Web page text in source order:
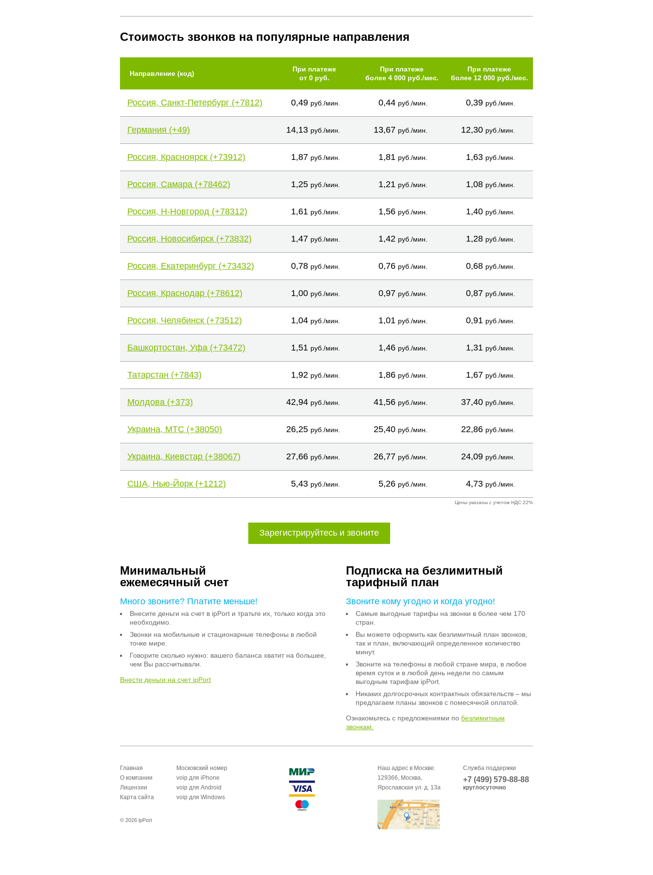
Стоимость звонков на популярные направления
Направление (код)
При платеже
от 0 руб.
При платеже
более 4 000 руб./мес.
При платеже
более 12 000 руб./мес.
Россия, Санкт-Петербург (+7812) 0,49 руб./мин. 0,44 руб./мин. 0,39 руб./мин.
Германия (+49) 14,13 руб./мин. 13,67 руб./мин. 12,30 руб./мин.
Россия, Красноярск (+73912) 1,87 руб./мин. 1,81 руб./мин. 1,63 руб./мин.
Россия, Самара (+78462) 1,25 руб./мин. 1,21 руб./мин. 1,08 руб./мин.
Россия, Н-Новгород (+78312) 1,61 руб./мин. 1,56 руб./мин. 1,40 руб./мин.
Россия, Новосибирск (+73832) 1,47 руб./мин. 1,42 руб./мин. 1,28 руб./мин.
Россия, Екатеринбург (+73432) 0,78 руб./мин. 0,76 руб./мин. 0,68 руб./мин.
Россия, Краснодар (+78612) 1,00 руб./мин. 0,97 руб./мин. 0,87 руб./мин.
Россия, Челябинск (+73512) 1,04 руб./мин. 1,01 руб./мин. 0,91 руб./мин.
Башкортостан, Уфа (+73472) 1,51 руб./мин. 1,46 руб./мин. 1,31 руб./мин.
Татарстан (+7843) 1,92 руб./мин. 1,86 руб./мин. 1,67 руб./мин.
Молдова (+373) 42,94 руб./мин. 41,56 руб./мин. 37,40 руб./мин.
Украина, МТС (+38050) 26,25 руб./мин. 25,40 руб./мин. 22,86 руб./мин.
Украина, Киевстар (+38067) 27,66 руб./мин. 26,77 руб./мин. 24,09 руб./мин.
США, Нью-Йорк (+1212) 5,43 руб./мин. 5,26 руб./мин. 4,73 руб./мин.
Цены указаны с учетом НДС 22%
Зарегистрируйтесь и звоните
Минимальный
ежемесячный счет
Много звоните? Платите меньше!
Внесите деньги на счет в ipPort и тратьте их, только когда это
необходимо.
Звонки на мобильные и стационарные телефоны в любой
точке мире.
Говорите сколько нужно: вашего баланса хватит на большее,
чем Вы рассчитывали.
Внести деньги на счет ipPort
Подписка на безлимитный
тарифный план
Звоните кому угодно и когда угодно!
Самые выгодные тарифы на звонки в более чем 170
стран.
Вы можете оформить как безлимитный план звонков,
так и план, включающий определенное количество
минут.
Звоните на телефоны в любой стране мира, в любое
время суток и в любой день недели по самым
выгодным тарифам ipPort.
Никаких долгосрочных контрактных обязательств – мы
предлагаем планы звонков с помесячной оплатой.
Ознакомьтесь с предложениями по безлимитным
звонкам.
Главная
О компании
Лицензии
Карта сайта
Московский номер
voip для iPhone
voip для Android
voip для Windows
Наш адрес в Москве:
129366, Москва,
Ярославская ул. д. 13а
Служба поддержки
+7 (499) 579-88-88
круглосуточно
© 2026 ipPort